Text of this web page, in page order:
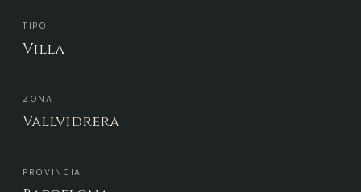
TIPO
Villa
ZONA
Vallvidrera
PROVINCIA